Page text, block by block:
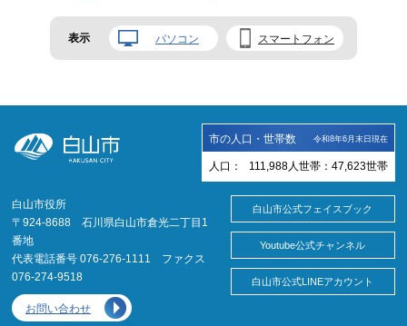
表示 パソコン スマートフォン
市の人口・世帯数 令和8年6月末日現在
人口： 111,988 人 世帯： 47,623世帯
白山市役所
〒924-8688 石川県白山市倉光二丁目1
番地
代表電話番号 076-276-1111 ファクス
076-274-9518
お問い合わせ
白山市公式フェイスブック
Youtube公式チャンネル
白山市公式LINEアカウント